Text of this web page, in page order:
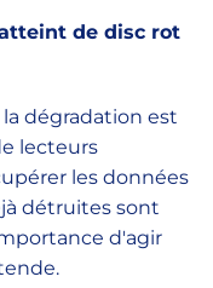
de disc rot
dégradation est
lecteurs
les données
détruites sont
d'agir